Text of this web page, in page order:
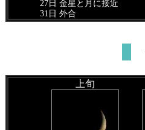
27日 金星と月に接近
31日 外合
上旬